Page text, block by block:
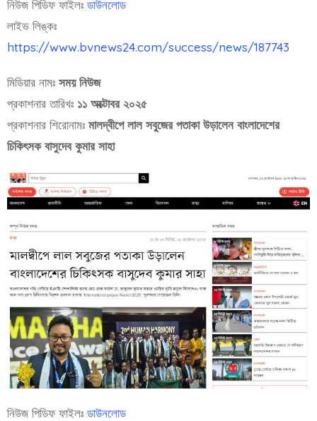
নিউজ পিডিফ ফাইলঃ ডাউনলোড
লাইভ লিঙ্কঃ
https://www.bvnews24.com/success/news/187743
মিডিয়ার নামঃ সময় নিউজ
প্রকাশনার তারিখঃ ১১ অক্টোবর ২০২৫
প্রকাশনার শিরোনামঃ মালদ্বীপে লাল সবুজের পতাকা উড়ালেন বাংলাদেশের
চিকিৎসক বাসুদেব কুমার সাহা
নিউজ পিডিফ ফাইলঃ ডাউনলোড